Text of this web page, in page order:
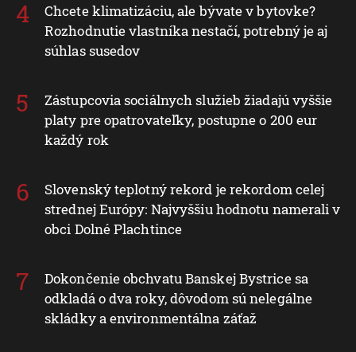
Chcete klimatizáciu, ale bývate v bytovke?
Rozhodnutie vlastníka nestačí, potrebný je aj
súhlas susedov
Zástupcovia sociálnych služieb žiadajú vyššie
platy pre opatrovateľky, postupne o 200 eur
každý rok
Slovenský teplotný rekord je rekordom celej
strednej Európy: Najvyššiu hodnotu namerali v
obci Dolné Plachtince
Dokončenie obchvatu Banskej Bystrice sa
odkladá o dva roky, dôvodom sú nelegálne
skládky a environmentálna záťaž